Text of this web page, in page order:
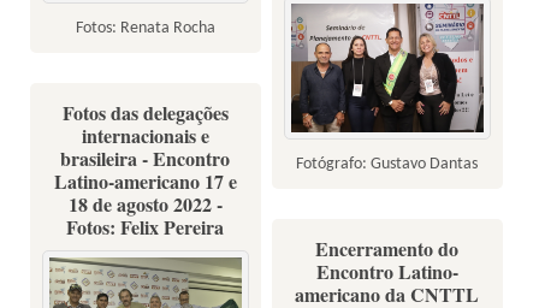
Fotos: Renata Rocha
Fotógrafo: Gustavo Dantas
Fotos das delegações
internacionais e
brasileira - Encontro
Latino-americano 17 e
18 de agosto 2022 -
Fotos: Felix Pereira
Encerramento do
Encontro Latino-
americano da CNTTL